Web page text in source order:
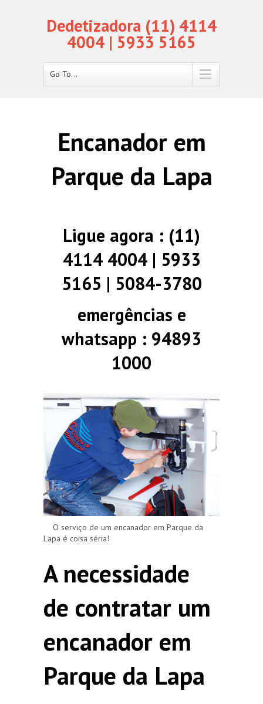
Dedetizadora (11) 4114
4004 | 5933 5165
Go To...
Encanador em
Parque da Lapa
Ligue agora : (11)
4114 4004 | 5933
5165 | 5084-3780
emergências e
whatsapp : 94893
1000
O serviço de um encanador em Parque da
Lapa é coisa séria!
A necessidade
de contratar um
encanador em
Parque da Lapa